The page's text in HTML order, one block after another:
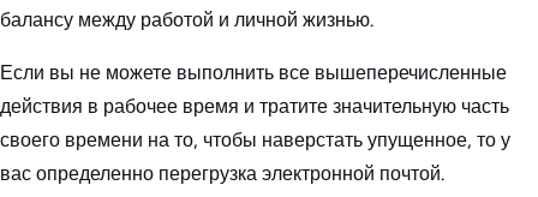
балансу между работой и личной жизнью.
Если вы не можете выполнить все вышеперечисленные
действия в рабочее время и тратите значительную часть
своего времени на то, чтобы наверстать упущенное, то у
вас определенно перегрузка электронной почтой.